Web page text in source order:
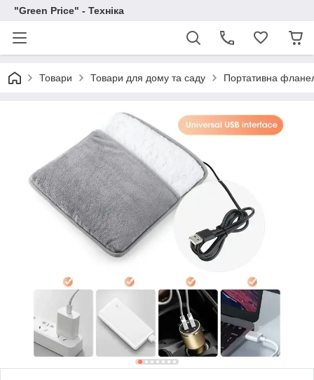
"Green Price" - Техніка
Товари Товари для дому та саду Портативна